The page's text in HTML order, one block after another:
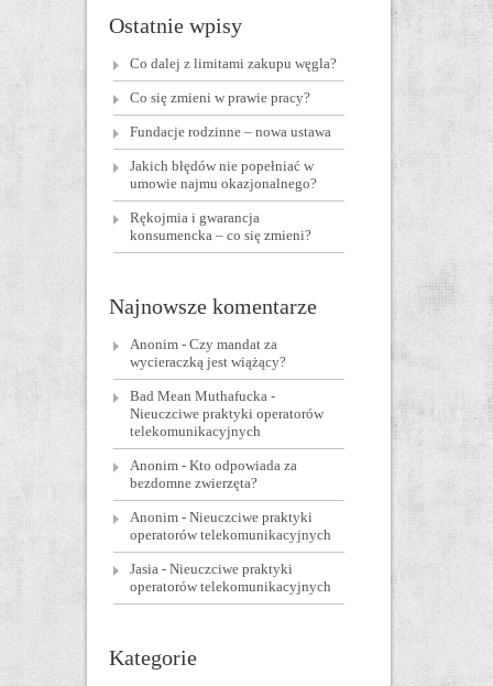
Ostatnie wpisy
Co dalej z limitami zakupu węgla?
Co się zmieni w prawie pracy?
Fundacje rodzinne – nowa ustawa
Jakich błędów nie popełniać w
umowie najmu okazjonalnego?
Rękojmia i gwarancja
konsumencka – co się zmieni?
Najnowsze komentarze
Anonim - Czy mandat za
wycieraczką jest wiążący?
Bad Mean Muthafucka -
Nieuczciwe praktyki operatorów
telekomunikacyjnych
Anonim - Kto odpowiada za
bezdomne zwierzęta?
Anonim - Nieuczciwe praktyki
operatorów telekomunikacyjnych
Jasia - Nieuczciwe praktyki
operatorów telekomunikacyjnych
Kategorie